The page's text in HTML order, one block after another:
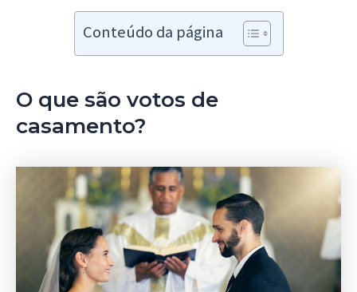
Conteúdo da página
O que são votos de
casamento?